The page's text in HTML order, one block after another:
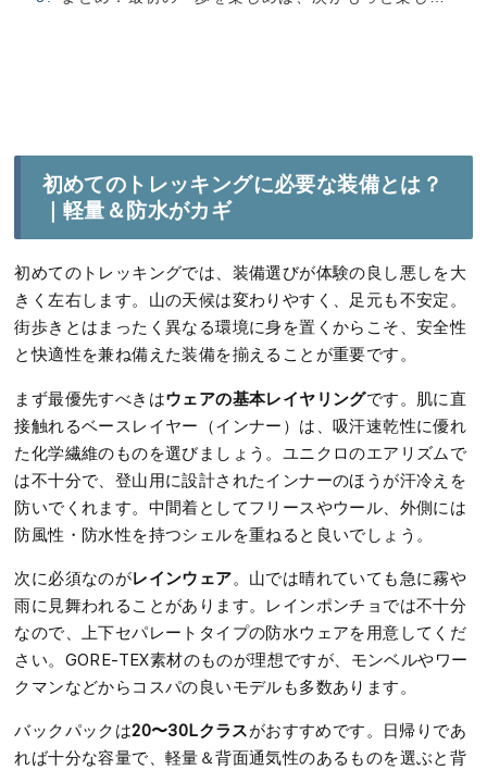
初めてのトレッキングに必要な装備とは？
｜軽量＆防水がカギ
初めてのトレッキングでは、装備選びが体験の良し悪しを大
きく左右します。山の天候は変わりやすく、足元も不安定。
街歩きとはまったく異なる環境に身を置くからこそ、安全性
と快適性を兼ね備えた装備を揃えることが重要です。
まず最優先すべきはウェアの基本レイヤリングです。肌に直
接触れるベースレイヤー（インナー）は、吸汗速乾性に優れ
た化学繊維のものを選びましょう。ユニクロのエアリズムで
は不十分で、登山用に設計されたインナーのほうが汗冷えを
防いでくれます。中間着としてフリースやウール、外側には
防風性・防水性を持つシェルを重ねると良いでしょう。
次に必須なのがレインウェア。山では晴れていても急に霧や
雨に見舞われることがあります。レインポンチョでは不十分
なので、上下セパレートタイプの防水ウェアを用意してくだ
さい。GORE-TEX素材のものが理想ですが、モンベルやワー
クマンなどからコスパの良いモデルも多数あります。
バックパックは20〜30Lクラスがおすすめです。日帰りであ
れば十分な容量で、軽量＆背面通気性のあるものを選ぶと背